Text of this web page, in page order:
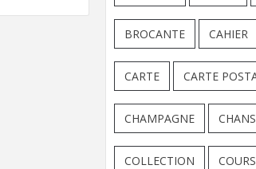
BROCANTE CAHIER
CARTE CARTE
CHAMPAGNE
COLLECTION